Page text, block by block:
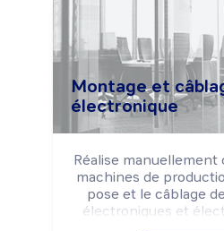
Montage et
électronique
Réalise manuellement
machines de
pose et le câblage
électroniques et